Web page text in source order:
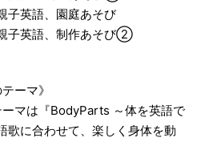
子英語、園庭あそび
子英語、制作あそび②
ーマ》
マは『BodyParts ～体を英語で
歌に合わせて、楽しく身体を動